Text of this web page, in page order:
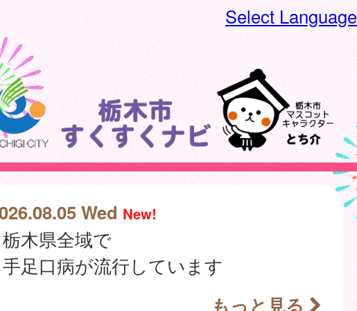
Select Language
Wed New!
栃木県全域で
手足口病が流行しています
もっと見る